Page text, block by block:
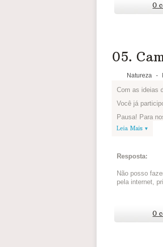
0
05.
Natureza -
Com as ideias
Você já
Pausa! Para
Akatu contra o
Está na hora
tudo? Quais
Você e sua
Compartilhem
sugestões
Leia Mais ▾
Resposta:
Não posso
pela internet,
0